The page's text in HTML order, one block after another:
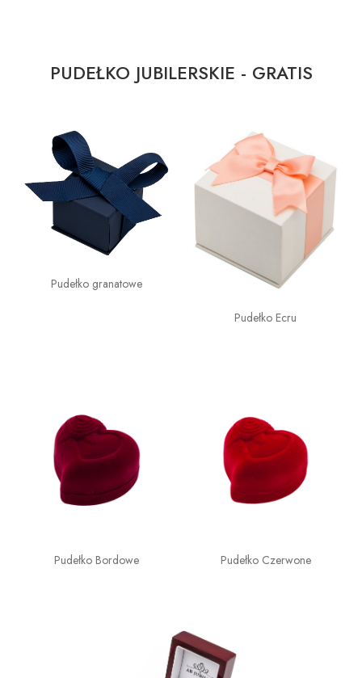
PUDEŁKO JUBILERSKIE - GRATIS
Pudełko granatowe
Pudełko Ecru
Pudełko Bordowe Pudełko Czerwone